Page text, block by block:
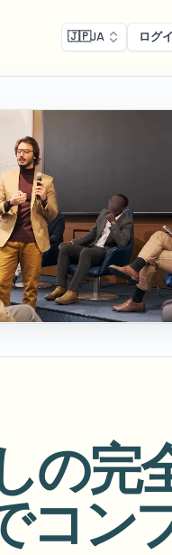
swap
顔交換 - 画像
Swap faces in images
顔交換 - 動画
Swap faces in video
AI Video Object
Remover
Remove objects with scene
模に
除去
除去パイプライン
かし
スぼかし
ューぼかし
🇯🇵JA ログ
の完
コン